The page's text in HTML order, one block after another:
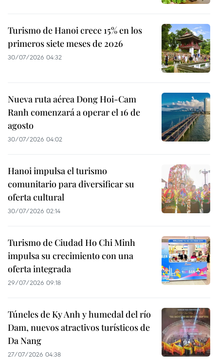
Turismo de Hanoi crece 15% en los
primeros siete meses de 2026
30/07/2026 04:32
Nueva ruta aérea Dong Hoi-Cam
Ranh comenzará a operar el 16 de
agosto
30/07/2026 04:02
Hanoi impulsa el turismo
comunitario para diversificar su
oferta cultural
30/07/2026 02:14
Turismo de Ciudad Ho Chi Minh
impulsa su crecimiento con una
oferta integrada
29/07/2026 09:18
Túneles de Ky Anh y humedal del río
Dam, nuevos atractivos turísticos de
Da Nang
27/07/2026 04:38